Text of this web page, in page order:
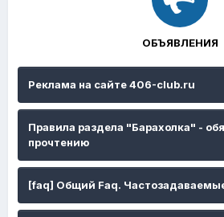
ОБЪЯВЛЕНИЯ
Реклама на сайте 406-club.ru
Правила раздела "Барахолка" -
прочтению
[faq] Общий Faq.